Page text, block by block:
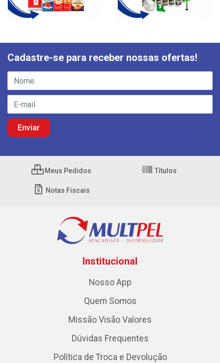
Cadastre-se para receber nossas ofertas!
Meus Pedidos Títulos
Notas Fiscais
Institucional
Nosso App
Quem Somos
Missão Visão Valores
Dúvidas Frequentes
Política de Troca e Devolução